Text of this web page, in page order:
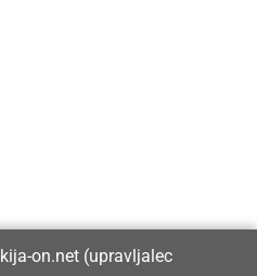
on.net (upravljalec